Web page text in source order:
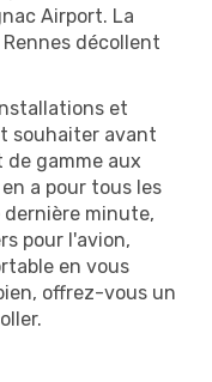
Airport. La
décollent
et
souhaiter avant
de gamme aux
a pour tous les
minute,
pour l'avion,
en vous
offrez-vous un